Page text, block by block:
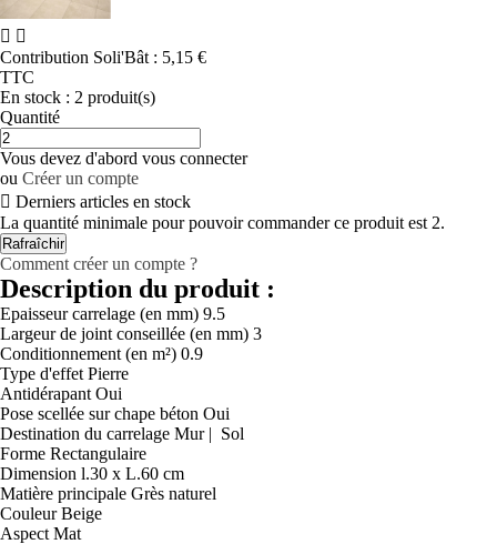
 
Contribution Soli'Bât : 5,15 €
TTC
En stock : 2 produit(s)
Quantité
Vous devez d'abord vous connecter
ou Créer un compte
 Derniers articles en stock
La quantité minimale pour pouvoir commander ce produit est 2.
Comment créer un compte ?
Description du produit :
Epaisseur carrelage (en mm) 9.5
Largeur de joint conseillée (en mm) 3
Conditionnement (en m²) 0.9
Type d'effet Pierre
Antidérapant Oui
Pose scellée sur chape béton Oui
Destination du carrelage Mur | Sol
Forme Rectangulaire
Dimension l.30 x L.60 cm
Matière principale Grès naturel
Couleur Beige
Aspect Mat